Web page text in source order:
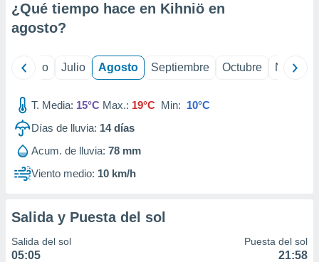
de
1199
¿Qué tiempo hace en Kihniö en
agosto?
Junio Julio Agosto Septiembre Octubre
T. Media: 15°C Max.: 19°C Min: 10°C
Días de lluvia: 14días
Acum. de lluvia: 78 mm
Viento medio: 10 km/h
Salida y Puesta del sol
Salida del sol
05:05
Puesta del sol
21:58